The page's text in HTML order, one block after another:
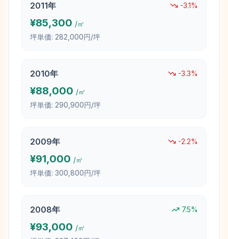
2011年 -3.1%
¥85,300 /㎡
坪単価: 282,000円/坪
2010年 -3.3%
¥88,000 /㎡
坪単価: 290,900円/坪
2009年 -2.2%
¥91,000 /㎡
坪単価: 300,800円/坪
2008年 7.5%
¥93,000 /㎡